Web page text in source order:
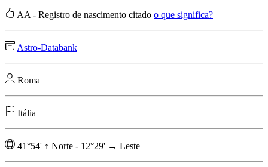
AA - Registro de nascimento citado o que significa?
Astro-Databank
Roma
Itália
41°54' ↑ Norte - 12°29' → Leste